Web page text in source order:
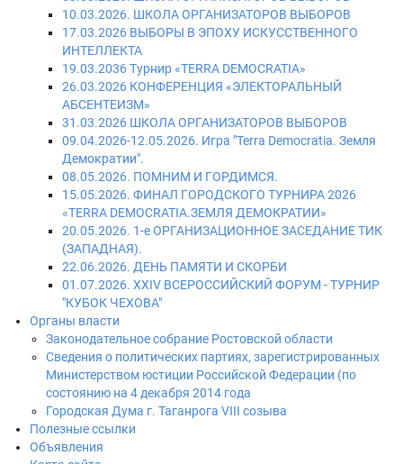
10.03.2026. ШКОЛА ОРГАНИЗАТОРОВ ВЫБОРОВ
17.03.2026 ВЫБОРЫ В ЭПОХУ ИСКУССТВЕННОГО
ИНТЕЛЛЕКТА
19.03.2036 Турнир «TERRA DEMOCRATIA»
26.03.2026 КОНФЕРЕНЦИЯ «ЭЛЕКТОРАЛЬНЫЙ
АБСЕНТЕИЗМ»
31.03.2026 ШКОЛА ОРГАНИЗАТОРОВ ВЫБОРОВ
09.04.2026-12.05.2026. Игра "Terra Democratia. Земля
Демократии".
08.05.2026. ПОМНИМ И ГОРДИМСЯ.
15.05.2026. ФИНАЛ ГОРОДСКОГО ТУРНИРА 2026
«TERRA DEMOCRATIA.ЗЕМЛЯ ДЕМОКРАТИИ»
20.05.2026. 1-е ОРГАНИЗАЦИОННОЕ ЗАСЕДАНИЕ ТИК
(ЗАПАДНАЯ).
22.06.2026. ДЕНЬ ПАМЯТИ И СКОРБИ
01.07.2026. XXIV ВСЕРОССИЙСКИЙ ФОРУМ - ТУРНИР
"КУБОК ЧЕХОВА"
Органы власти
Законодательное собрание Ростовской области
Сведения о политических партиях, зарегистрированных
Министерством юстиции Российской Федерации (по
состоянию на 4 декабря 2014 года
Городская Дума г. Таганрога VIII созыва
Полезные ссылки
Объявления